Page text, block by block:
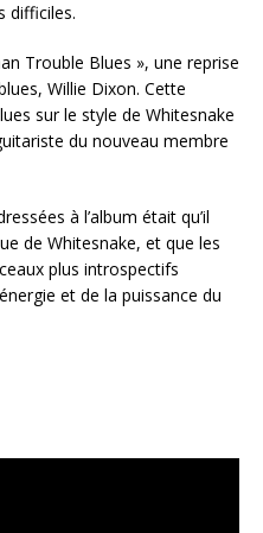
difficiles.
Trouble Blues », une reprise
Willie Dixon. Cette
sur le style de Whitesnake
du nouveau membre
à l’album était qu’il
de Whitesnake, et que les
plus introspectifs
et de la puissance du